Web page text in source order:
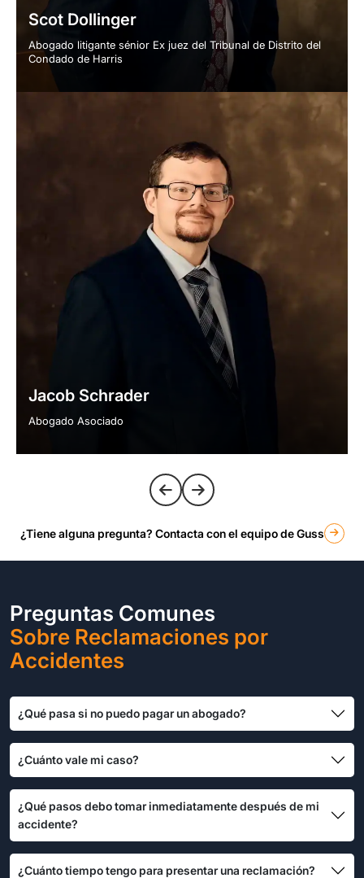
Scot Dollinger
Abogado litigante sénior Ex juez del Tribunal de Distrito del
Condado de Harris
Jacob Schrader
Abogado Asociado
¿Tiene alguna pregunta? Contacta con el equipo de Guss
Preguntas Comunes
Sobre Reclamaciones por
Accidentes
¿Qué pasa si no puedo pagar un abogado?
¿Cuánto vale mi caso?
¿Qué pasos debo tomar inmediatamente después de mi
accidente?
¿Cuánto tiempo tengo para presentar una reclamación?